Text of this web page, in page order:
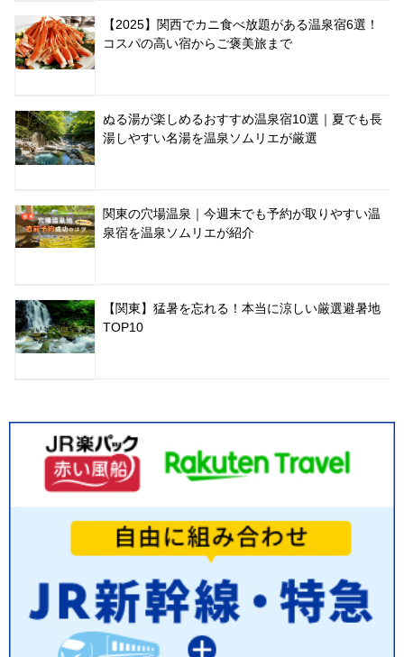
【2025】関西でカニ食べ放題がある温泉宿6選！
コスパの高い宿からご褒美旅まで
ぬる湯が楽しめるおすすめ温泉宿10選｜夏でも長
湯しやすい名湯を温泉ソムリエが厳選
関東の穴場温泉｜今週末でも予約が取りやすい温
泉宿を温泉ソムリエが紹介
【関東】猛暑を忘れる！本当に涼しい厳選避暑地
TOP10